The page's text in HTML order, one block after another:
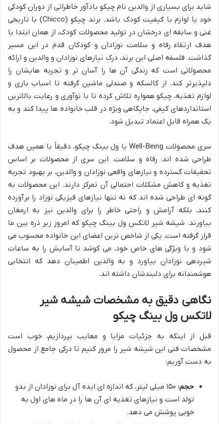
شاید برای بسیاری از والدین نام چیکو یادآور خاطراتی از دوران کودکی
خود یا لوازم با کیفیت کودک باشد. برند چیکو (Chicco) با تاریخی
غنی و سابقه ای درخشان در تولید محصولات کودک، از همان ابتدا با
هدف ارتقاء رفاه و سلامت نوزادان و کودکان قدم در این مسیر
گذاشت. فلسفه اصلی این برند، درک نیازهای نوزادان و والدین و ارائه
محصولاتی است که زندگی آن ها را آسان تر و تجربه هایشان را
دلپذیرتر کند. از کالسکه و صندلی ماشین گرفته تا اسباب بازی و
لوازم تغذیه، چیکو همواره تلاش کرده تا با نوآوری و رعایت بالاترین
استانداردهای کیفی، جایگاهی ویژه در قلب خانواده ها پیدا کند و به
یک همراه قابل اعتماد تبدیل شود.
سری محصولات Well-Being یا ول بینگ چیکو، دقیقاً با همین هدف
طراحی شده اند: رفاه و سلامت. این سری از محصولات بر اساس
تحقیقات گسترده و نیازهای واقعی نوزادان و والدین، بر بهبود تجربه
تغذیه و کاهش مشکلات احتمالی آن تمرکز دارند. این محصولات به
گونه ای طراحی شده اند که نه تنها نیازهای فیزیکی نوزاد را برآورده
کنند، بلکه آرامش و راحتی خاطر را برای والدین نیز به ارمغان
بیاورند. شیشه شیر لاتکس ول بینگ چیکو که امروز زیر ذره بین ما
قرار گرفته است، یکی از شاخص ترین اعضای این خانواده محسوب می
شود و با ویژگی های خاص خود، می کوشد تا آسایش را به ساعات
شیردهی نوزادان بیاورد و به والدین اطمینان دهد که انتخابی
هوشمندانه برای دلبندشان داشته اند.
نگاهی دقیق به مشخصات شیشه شیر
لاتکس ول بینگ چیکو
قبل از اینکه به جزئیات مزایا و معایب بپردازیم، خوب است
مشخصات فنی این شیشه شیر را مرور کنیم تا درکی جامع از محصول
به دست آوریم:
حجم:
۱۵۰ میلی لیتر، که اندازه ای ایده آل برای نوزادان از بدو
تولد است و نیازهای تغذیه ای آن ها را در ماه های اول به
خوبی پوشش می دهد.